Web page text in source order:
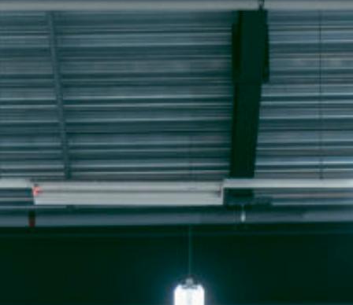
Sägenstrasse 11
CH-7302 Landquart
+41 81 300 06 16
admin@cargogrischa.ch